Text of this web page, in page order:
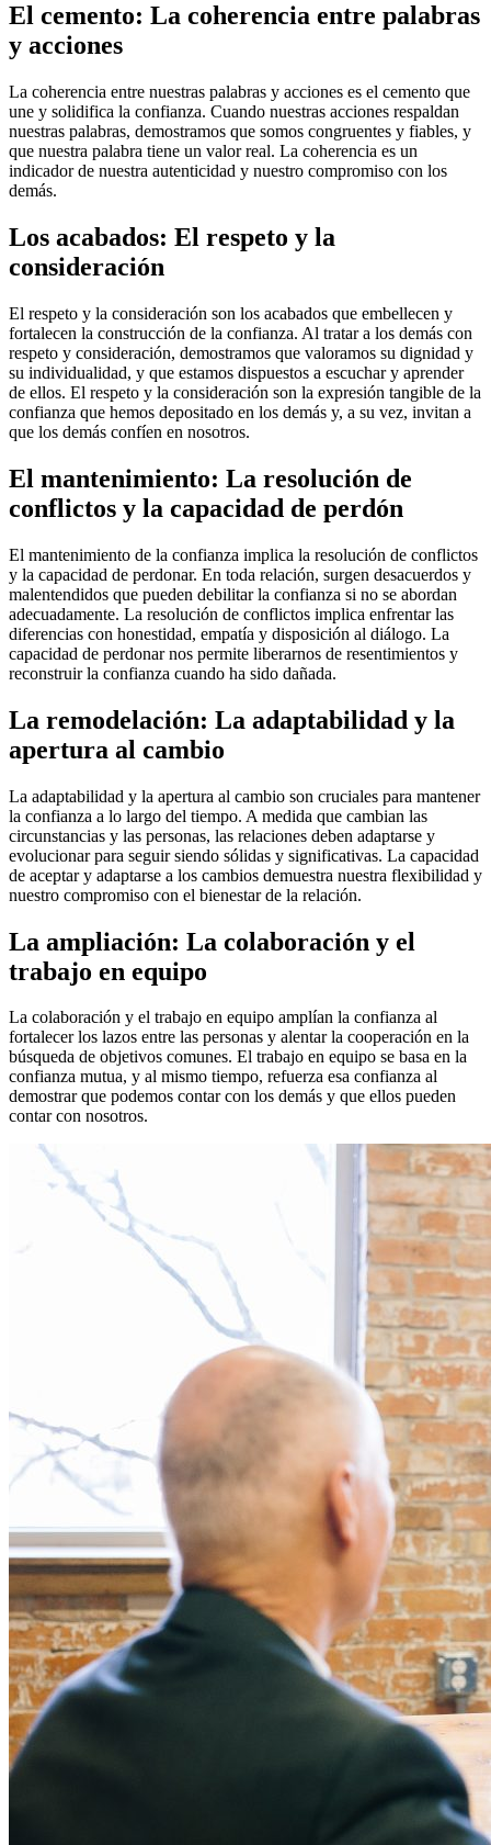
El cemento: La coherencia entre palabras
y acciones
La coherencia entre nuestras palabras y acciones es el cemento que
une y solidifica la confianza. Cuando nuestras acciones respaldan
nuestras palabras, demostramos que somos congruentes y fiables, y
que nuestra palabra tiene un valor real. La coherencia es un
indicador de nuestra autenticidad y nuestro compromiso con los
demás.
Los acabados: El respeto y la
consideración
El respeto y la consideración son los acabados que embellecen y
fortalecen la construcción de la confianza. Al tratar a los demás con
respeto y consideración, demostramos que valoramos su dignidad y
su individualidad, y que estamos dispuestos a escuchar y aprender
de ellos. El respeto y la consideración son la expresión tangible de la
confianza que hemos depositado en los demás y, a su vez, invitan a
que los demás confíen en nosotros.
El mantenimiento: La resolución de
conflictos y la capacidad de perdón
El mantenimiento de la confianza implica la resolución de conflictos
y la capacidad de perdonar. En toda relación, surgen desacuerdos y
malentendidos que pueden debilitar la confianza si no se abordan
adecuadamente. La resolución de conflictos implica enfrentar las
diferencias con honestidad, empatía y disposición al diálogo. La
capacidad de perdonar nos permite liberarnos de resentimientos y
reconstruir la confianza cuando ha sido dañada.
La remodelación: La adaptabilidad y la
apertura al cambio
La adaptabilidad y la apertura al cambio son cruciales para mantener
la confianza a lo largo del tiempo. A medida que cambian las
circunstancias y las personas, las relaciones deben adaptarse y
evolucionar para seguir siendo sólidas y significativas. La capacidad
de aceptar y adaptarse a los cambios demuestra nuestra flexibilidad y
nuestro compromiso con el bienestar de la relación.
La ampliación: La colaboración y el
trabajo en equipo
La colaboración y el trabajo en equipo amplían la confianza al
fortalecer los lazos entre las personas y alentar la cooperación en la
búsqueda de objetivos comunes. El trabajo en equipo se basa en la
confianza mutua, y al mismo tiempo, refuerza esa confianza al
demostrar que podemos contar con los demás y que ellos pueden
contar con nosotros.